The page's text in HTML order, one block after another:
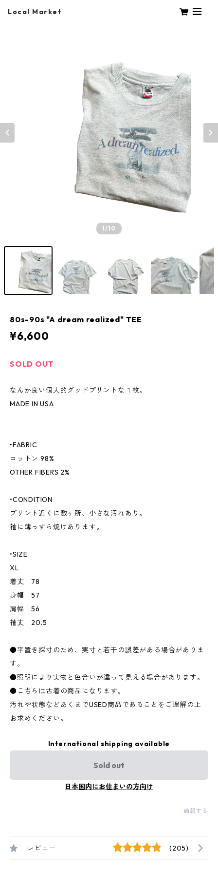
Local Market
1/10
80s-90s "A dream realized" TEE
¥6,600
SOLD OUT
なんか良い個人的グッドプリントな１枚。
MADE IN USA
•FABRIC
コットン 98%
OTHER FIBERS 2%
•CONDITION
プリント近くに数ヶ所、小さな汚れあり。
袖に薄っすら焼けあります。
•SIZE
XL
着丈 78
身幅 57
肩幅 56
袖丈 20.5
●平置き採寸のため、実寸と若干の誤差がある場合がありま
す。
●照明により実物と色合いが違って見える場合があります。
●こちらは古着の商品になります。
汚れや状態などあくまでUSED商品であることをご理解の上
お求めください。
International shipping available
Sold out
日本国内にお住まいの方向け
通報する
レビュー (205)